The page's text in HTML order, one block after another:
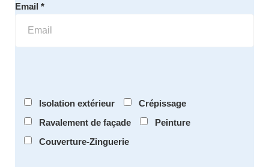
Email *
Isolation extérieur
Crépissage
Ravalement de façade
Peinture
Couverture-Zinguerie